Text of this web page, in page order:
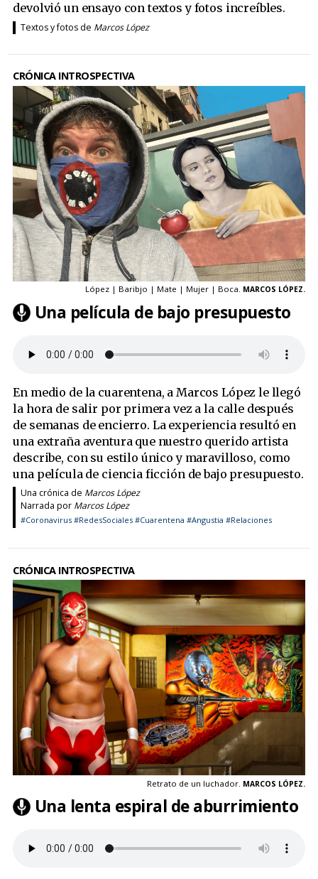
devolvió un ensayo con textos y fotos increíbles.
Textos y fotos de Marcos López
CRÓNICA INTROSPECTIVA
López | Baribjo | Mate | Mujer | Boca. MARCOS LÓPEZ.
Una película de bajo presupuesto
En medio de la cuarentena, a Marcos López le llegó
la hora de salir por primera vez a la calle después
de semanas de encierro. La experiencia resultó en
una extraña aventura que nuestro querido artista
describe, con su estilo único y maravilloso, como
una película de ciencia ficción de bajo presupuesto.
Una crónica de Marcos López
Narrada por Marcos López
#Coronavirus #RedesSociales #Cuarentena #Angustia #Relaciones
CRÓNICA INTROSPECTIVA
Retrato de un luchador. MARCOS LÓPEZ.
Una lenta espiral de aburrimiento